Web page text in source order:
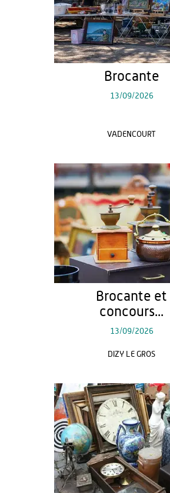
Brocante
13/09/2026
VADENCOURT
Brocante et
concours...
13/09/2026
DIZY LE GROS